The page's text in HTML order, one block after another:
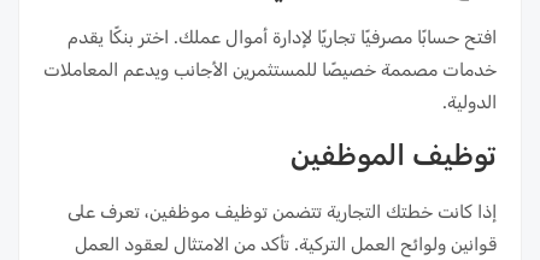
افتح حسابًا مصرفيًا تجاريًا لإدارة أموال عملك. اختر بنكًا يقدم
خدمات مصممة خصيصًا للمستثمرين الأجانب ويدعم المعاملات
الدولية.
توظيف الموظفين
إذا كانت خطتك التجارية تتضمن توظيف موظفين، تعرف على
قوانين ولوائح العمل التركية. تأكد من الامتثال لعقود العمل